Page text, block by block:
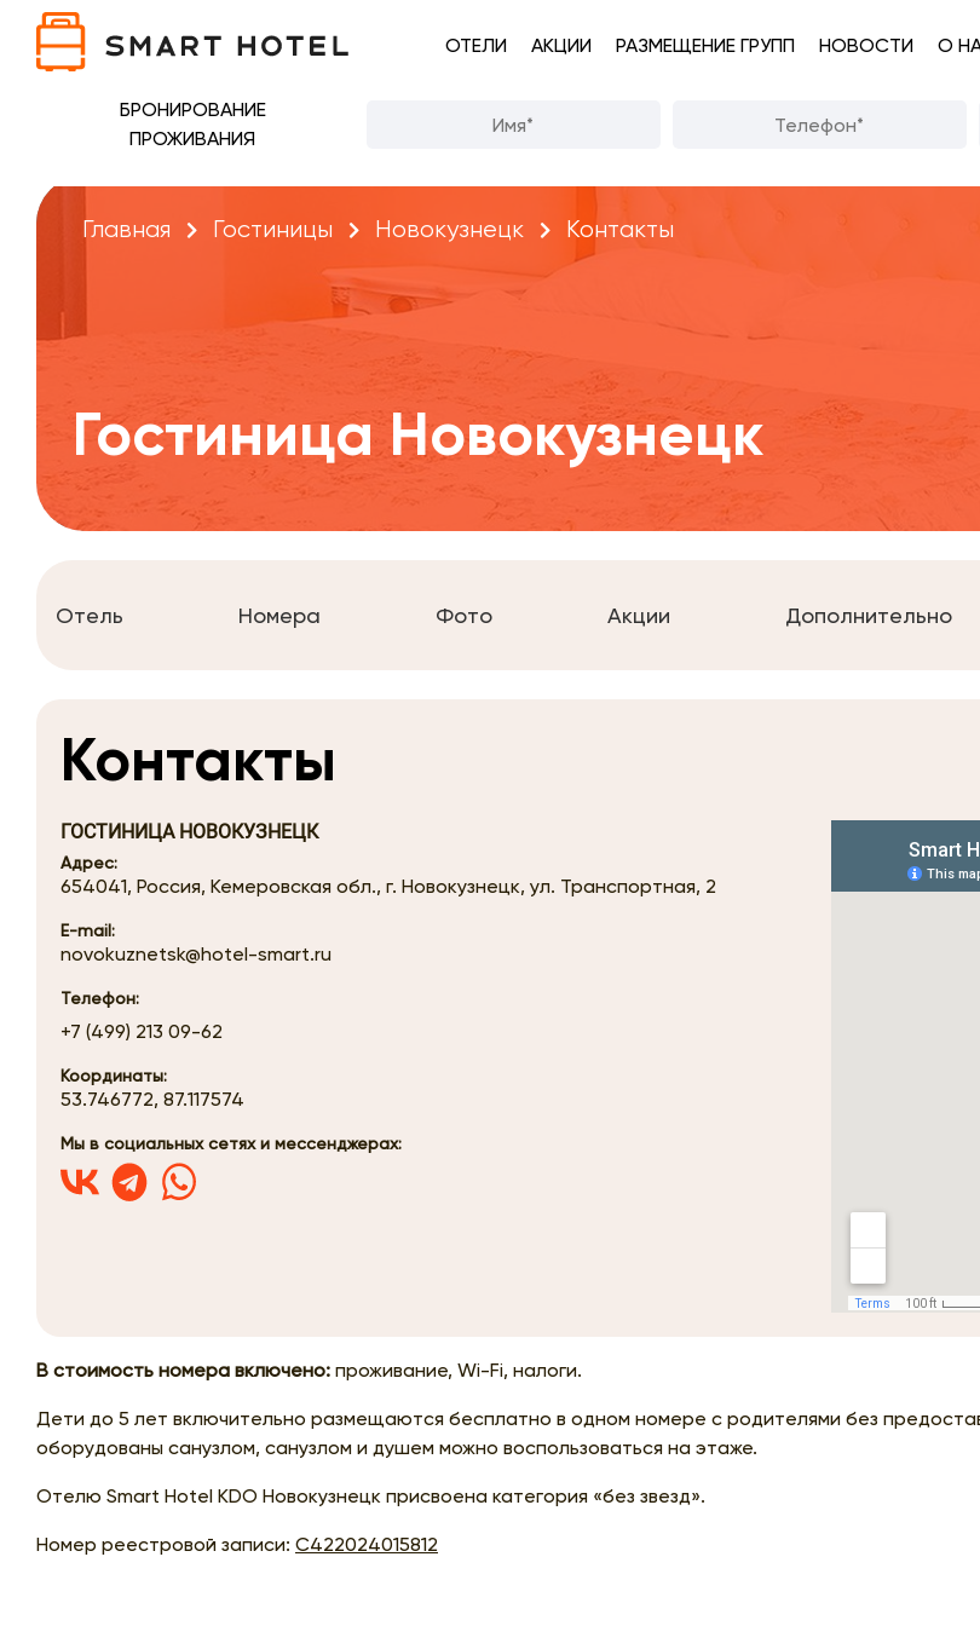
ОТЕЛИ АКЦИИ РАЗМЕЩЕНИЕ ГРУПП НОВОСТИ О
БРОНИРОВАНИЕ
ПРОЖИВАНИЯ
Главная Гостиницы Новокузнецк Контакты
Гостиница Новокузнецк
Отель Номера Фото Акции Дополнительно
Контакты
ГОСТИНИЦА НОВОКУЗНЕЦК
Адрес:
654041, Россия, Кемеровская обл., г. Новокузнецк, ул. Транспортная, 2
E-mail:
novokuznetsk@hotel-smart.ru
Телефон:
+7 (499) 213 09-62
Координаты:
53.746772, 87.117574
Мы в социальных сетях и мессенджерах:
В стоимость номера включено: проживание, Wi-Fi, налоги.
Дети до 5 лет включительно размещаются бесплатно в одном номере с родителями без
оборудованы санузлом, санузлом и душем можно воспользоваться на этаже.
Отелю Smart Hotel KDO Новокузнецк присвоена категория «без звезд».
Номер реестровой записи: С422024015812